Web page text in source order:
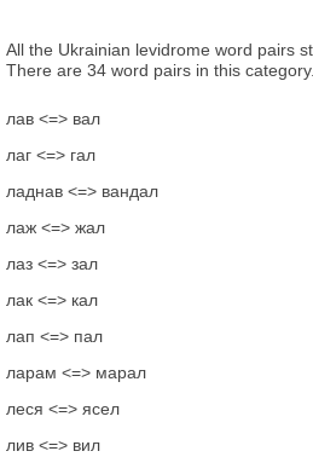
All the Ukrainian levidrome word pairs
There are 34 word pairs in this category.
лав <=> вал
лаг <=> гал
ладнав <=> вандал
лаж <=> жал
лаз <=> зал
лак <=> кал
лап <=> пал
ларам <=> марал
леся <=> ясел
лив <=> вил